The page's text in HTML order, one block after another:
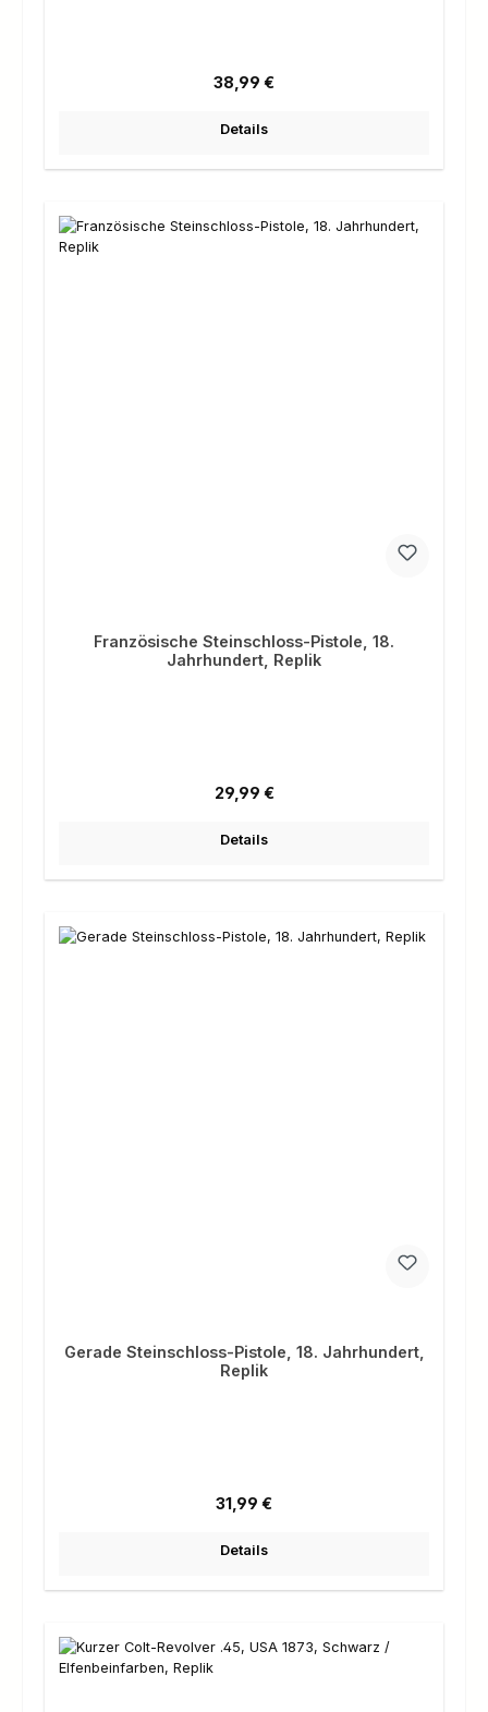
Regulärer Preis:
38,99 €
Details
Französische Steinschloss-Pistole, 18.
Jahrhundert, Replik
Regulärer Preis:
29,99 €
Details
Gerade Steinschloss-Pistole, 18. Jahrhundert,
Replik
Regulärer Preis:
31,99 €
Details